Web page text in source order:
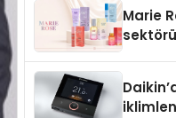
Aldı
Marie